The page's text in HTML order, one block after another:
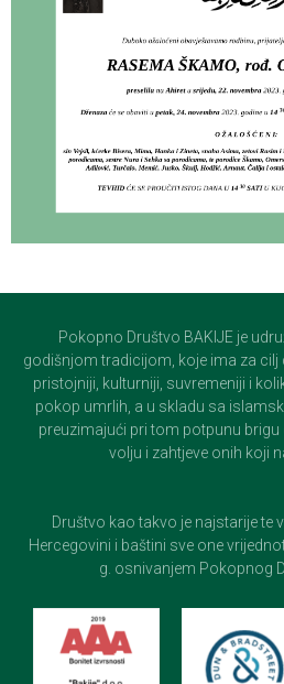
Pokopno Društvo BAKIJE je
godišnjom tradicijom, koje ima za
pristojniji, kulturniji, suvremeniji i
pokop umrlih, a u skladu sa
preuzimajući pri tom potpunu brigu
volju i zahtjeve onih koji
Društvo kao takvo je najstarije te
Hercegovini i baštini sve one
g. osnivanjem Pokopnog